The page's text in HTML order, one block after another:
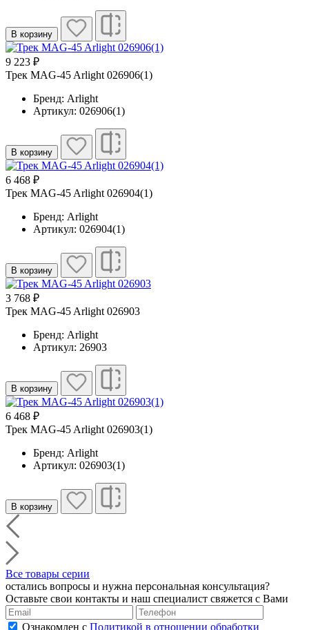
В корзину
9 223 ₽
Трек MAG-45 Arlight 026906(1)
Бренд: Arlight
Артикул: 026906(1)
В корзину
6 468 ₽
Трек MAG-45 Arlight 026904(1)
Бренд: Arlight
Артикул: 026904(1)
В корзину
3 768 ₽
Трек MAG-45 Arlight 026903
Бренд: Arlight
Артикул: 26903
В корзину
6 468 ₽
Трек MAG-45 Arlight 026903(1)
Бренд: Arlight
Артикул: 026903(1)
В корзину
Все товары серии
остались вопросы и нужна персональная консультация?
Оставьте свои контакты и наш специалист свяжется с Вами
Ознакомлен с Политикой в отношении обработки